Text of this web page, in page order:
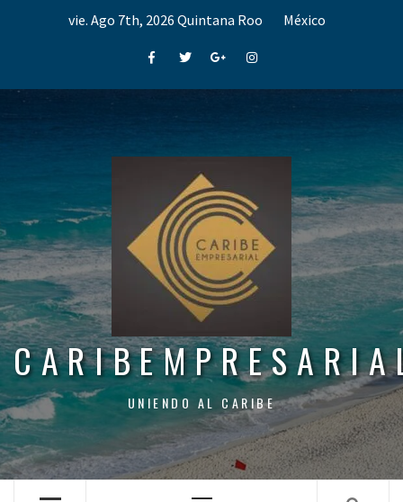
vie. Ago 7th, 2026 Quintana Roo México
FacebookTwitterGoogle+Instagram
UNIENDO AL CARIBE